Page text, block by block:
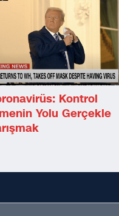
Kontrol
Yolu Gerçekle